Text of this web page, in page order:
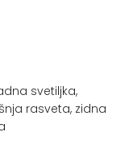
svetiljka,
rasveta, zidna